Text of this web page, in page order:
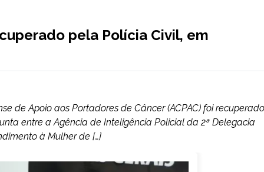
pela Polícia Civil, em
de Apoio aos Portadores de Câncer (ACPAC) foi recuperado
entre a Agência de Inteligência Policial da 2ª Delegacia
à Mulher de […]